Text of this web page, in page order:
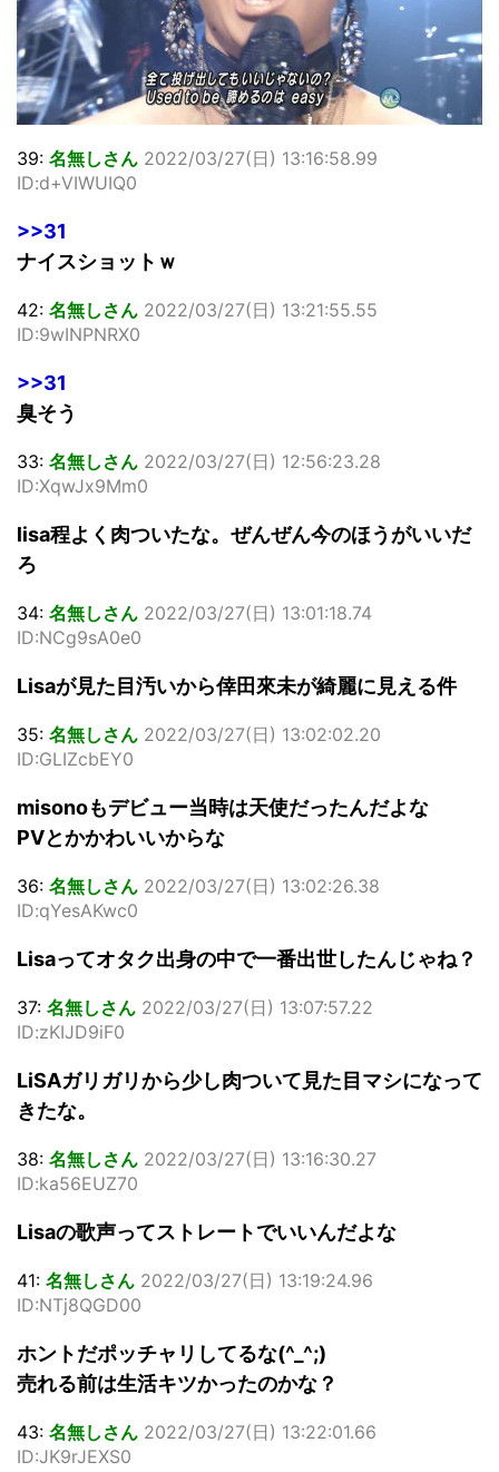
39: 名無しさん 2022/03/27(日) 13:16:58.99
ID:d+VIWUIQ0
>>31
ナイスショットｗ
42: 名無しさん 2022/03/27(日) 13:21:55.55
ID:9wINPNRX0
>>31
臭そう
33: 名無しさん 2022/03/27(日) 12:56:23.28
ID:XqwJx9Mm0
lisa程よく肉ついたな。ぜんぜん今のほうがいいだ
ろ
34: 名無しさん 2022/03/27(日) 13:01:18.74
ID:NCg9sA0e0
Lisaが見た目汚いから倖田來未が綺麗に見える件
35: 名無しさん 2022/03/27(日) 13:02:02.20
ID:GLIZcbEY0
misonoもデビュー当時は天使だったんだよな
PVとかかわいいからな
36: 名無しさん 2022/03/27(日) 13:02:26.38
ID:qYesAKwc0
Lisaってオタク出身の中で一番出世したんじゃね？
37: 名無しさん 2022/03/27(日) 13:07:57.22
ID:zKIJD9iF0
LiSAガリガリから少し肉ついて見た目マシになって
きたな。
38: 名無しさん 2022/03/27(日) 13:16:30.27
ID:ka56EUZ70
Lisaの歌声ってストレートでいいんだよな
41: 名無しさん 2022/03/27(日) 13:19:24.96
ID:NTj8QGD00
ホントだポッチャリしてるな(^_^;)
売れる前は生活キツかったのかな？
43: 名無しさん 2022/03/27(日) 13:22:01.66
ID:JK9rJEXS0